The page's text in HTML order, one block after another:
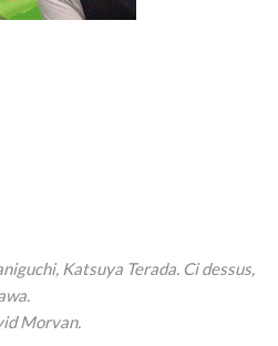
Katsuya Terada. Ci dessus,
Morvan.